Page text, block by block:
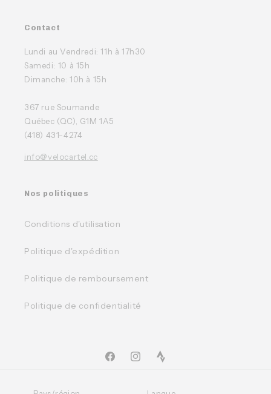
Contact
Lundi au Vendredi: 11h à 17h30
Samedi: 10 à 15h
Dimanche: 10h à 15h
367 rue Soumande
Québec (QC), G1M 1A5
(418) 431-4274
info@velocartel.cc
Nos politiques
Conditions d'utilisation
Politique d'expédition
Politique de remboursement
Politique de confidentialité
FacebookInstagramTikTok